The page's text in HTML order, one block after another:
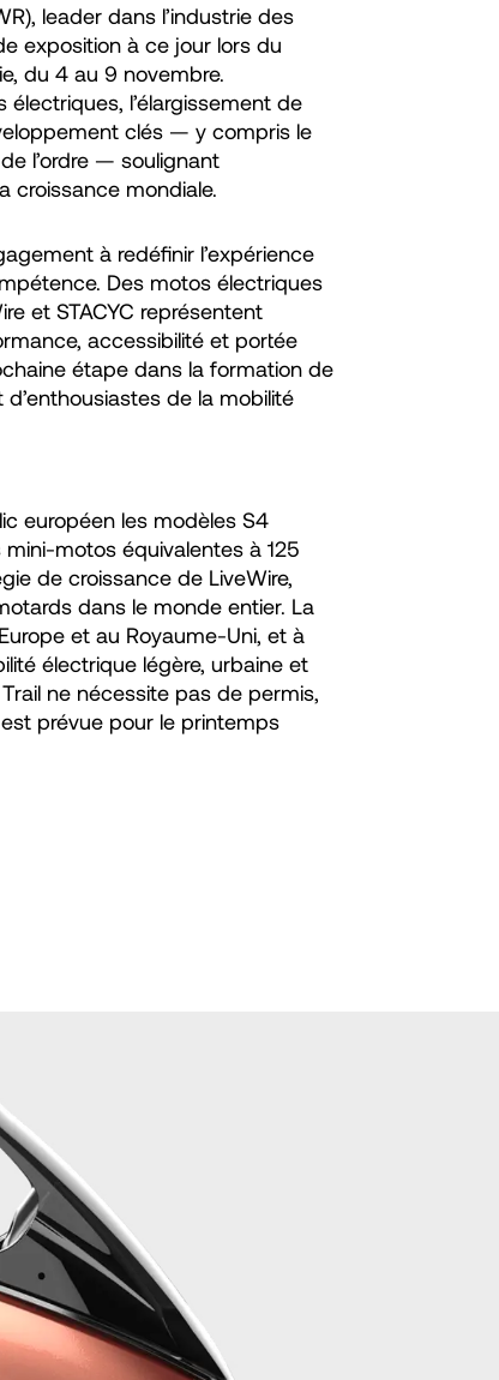
leader dans l’industrie des
exposition à ce jour lors du
du 4 au 9 novembre.
l’élargissement de
clés — y compris le
l’ordre — soulignant
croissance mondiale.
à redéfinir l’expérience
Des motos électriques
et STACYC représentent
accessibilité et portée
étape dans la formation de
de la mobilité
européen les modèles S4
motos équivalentes à 125
de croissance de LiveWire,
dans le monde entier. La
et au Royaume-Uni, et à
électrique légère, urbaine et
ne nécessite pas de permis,
prévue pour le printemps